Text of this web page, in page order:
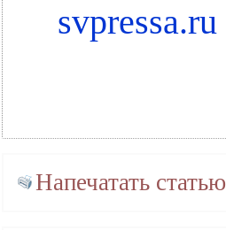
svpressa.ru
Напечатать статью